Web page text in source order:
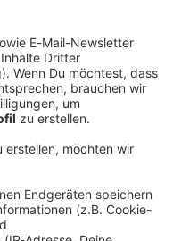
alle Ärztinnen und